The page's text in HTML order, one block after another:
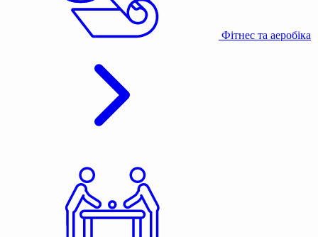
Фітнес та аеробіка